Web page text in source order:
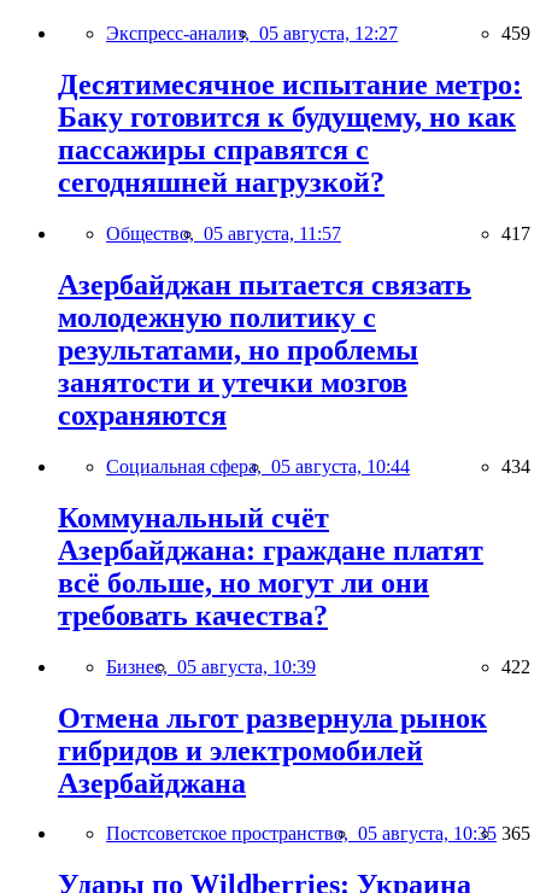
Экспресс-анализ, 05 августа, 12:27 459
Десятимесячное испытание метро:
Баку готовится к будущему, но как
пассажиры справятся с
сегодняшней нагрузкой?
Общество, 05 августа, 11:57 417
Азербайджан пытается связать
молодежную политику с
результатами, но проблемы
занятости и утечки мозгов
сохраняются
Социальная сфера, 05 августа, 10:44 434
Коммунальный счёт
Азербайджана: граждане платят
всё больше, но могут ли они
требовать качества?
Бизнес, 05 августа, 10:39 422
Отмена льгот развернула рынок
гибридов и электромобилей
Азербайджана
Постсоветское пространство, 05 августа, 10:35 365
Удары по Wildberries: Украина